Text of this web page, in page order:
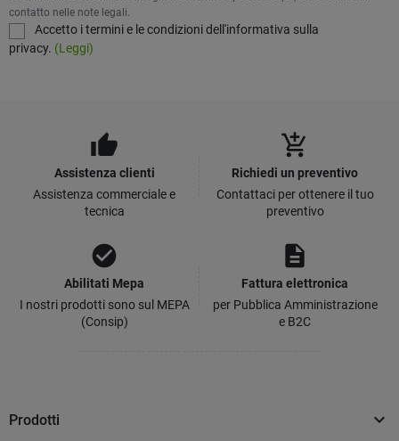
contatto nelle note legali.
Accetto i termini e le condizioni dell'informativa sulla
privacy. (Leggi)
thumb_up
Assistenza clienti
Assistenza commerciale e
tecnica
add_shopping_cart
Richiedi un preventivo
Contattaci per ottenere il tuo
preventivo
check_circle
Abilitati Mepa
I nostri prodotti sono sul MEPA
(Consip)
description
Fattura elettronica
per Pubblica Amministrazione
e B2C
Prodotti 